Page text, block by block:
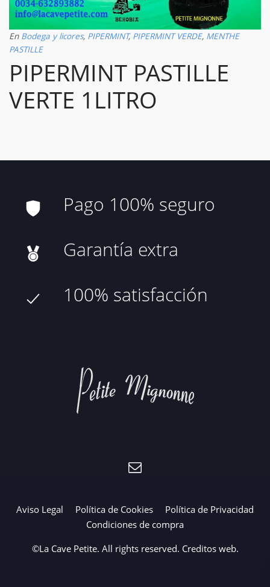
En Bodega y licores, PIPERMINT, PIPERMINT VERDE, MENTHE
PASTILLE
PIPERMINT PASTILLE
VERTE 1LITRO
Pago 100% seguro
Garantía extra
100% satisfacción
Aviso Legal Política de Cookies
Política de Privacidad
Condiciones de compra
©La Cave Petite. All rights reserved. Creditos web.